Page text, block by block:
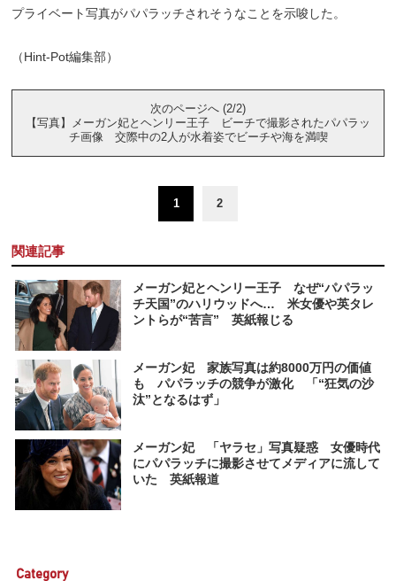
プライベート写真がパパラッチされそうなことを示唆した。
（Hint-Pot編集部）
次のページへ (2/2)
【写真】メーガン妃とヘンリー王子 ビーチで撮影されたパパラッ
チ画像 交際中の2人が水着姿でビーチや海を満喫
1 2
関連記事
メーガン妃とヘンリー王子 なぜ“パパラッ
チ天国”のハリウッドへ… 米女優や英タレ
ントらが“苦言” 英紙報じる
メーガン妃 家族写真は約8000万円の価値
も パパラッチの競争が激化 「“狂気の沙
汰”となるはず」
メーガン妃 「ヤラセ」写真疑惑 女優時代
にパパラッチに撮影させてメディアに流して
いた 英紙報道
Category